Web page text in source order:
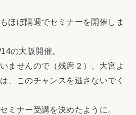
ほぼ隔週でセミナーを開催しま
の大阪開催。
ませんので（残席２）、大宮よ
、このチャンスを逃さないでく
ミナー受講を決めたように。